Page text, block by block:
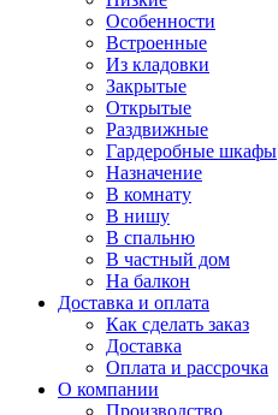
Особенности
Встроенные
Из кладовки
Закрытые
Открытые
Раздвижные
Гардеробные шкафы
Назначение
В комнату
В нишу
В спальню
В частный дом
На балкон
Доставка и оплата
Как сделать заказ
Доставка
Оплата и рассрочка
О компании
Производство